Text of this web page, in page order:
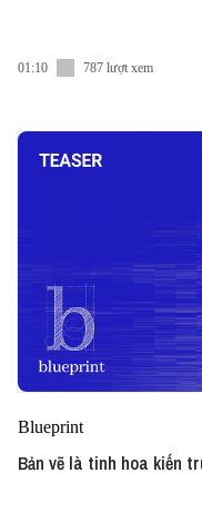
01:10 787 lượt xem
Blueprint
Bản vẽ là tinh hoa kiến